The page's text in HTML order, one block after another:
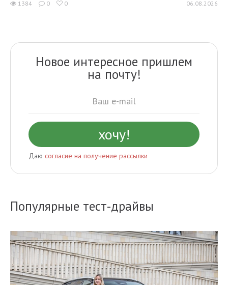
1384 0 0 06.08.2026
Новое интересное пришлем
на почту!
Даю согласие на получение рассылки
Популярные тест-драйвы